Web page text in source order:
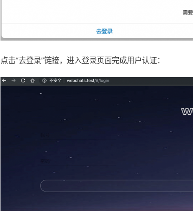
点击“去登录”链接，进入登录页面完成用户认证：